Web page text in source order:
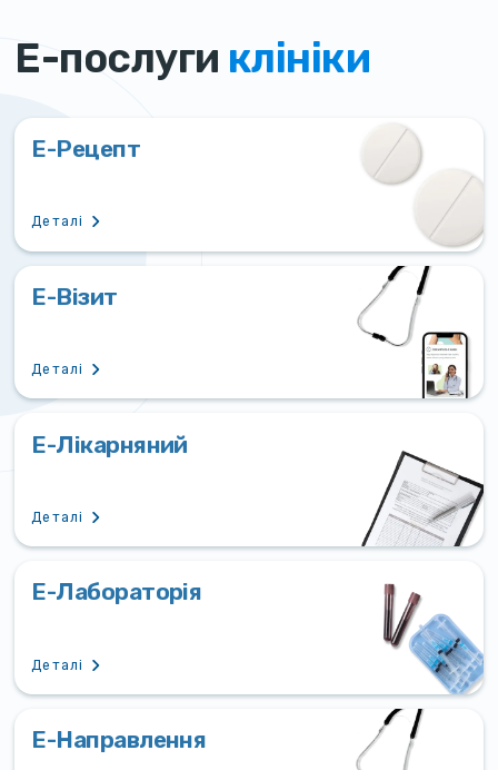
Е-послуги клініки
Е-Рецепт
Деталі
Е-Візит
Деталі
Е-Лікарняний
Деталі
Е-Лабораторія
Деталі
Е-Направлення